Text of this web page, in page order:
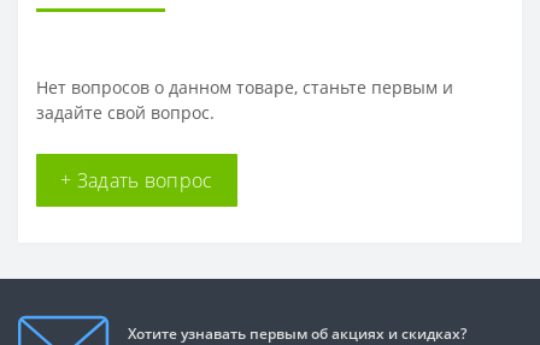
Нет вопросов о данном товаре, станьте первым и
задайте свой вопрос.
+ Задать вопрос
Хотите узнавать первым об акциях и скидках?